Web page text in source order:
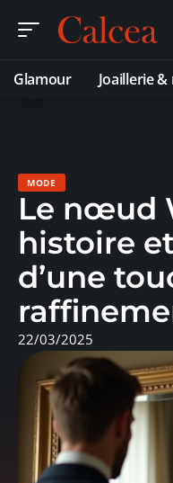
Glamour Joaillerie
MODE
Le nœud
histoire
d’une
22/03/2025